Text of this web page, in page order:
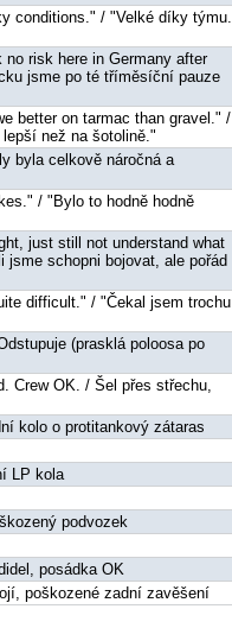
conditions." / "Velké díky týmu.
risk here in Germany after
jsme po té tříměsíční pauze
better on tarmac than gravel." /
než na šotolině."
byla celkově náročná a
/ "Bylo to hodně hodně
just still not understand what
schopni bojovat, ale pořád
difficult." / "Čekal jsem trochu
(prasklá poloosa po
Crew OK. / Šel přes střechu,
kolo o protitankový zátaras
LP kola
podvozek
posádka OK
poškozené zadní zavěšení